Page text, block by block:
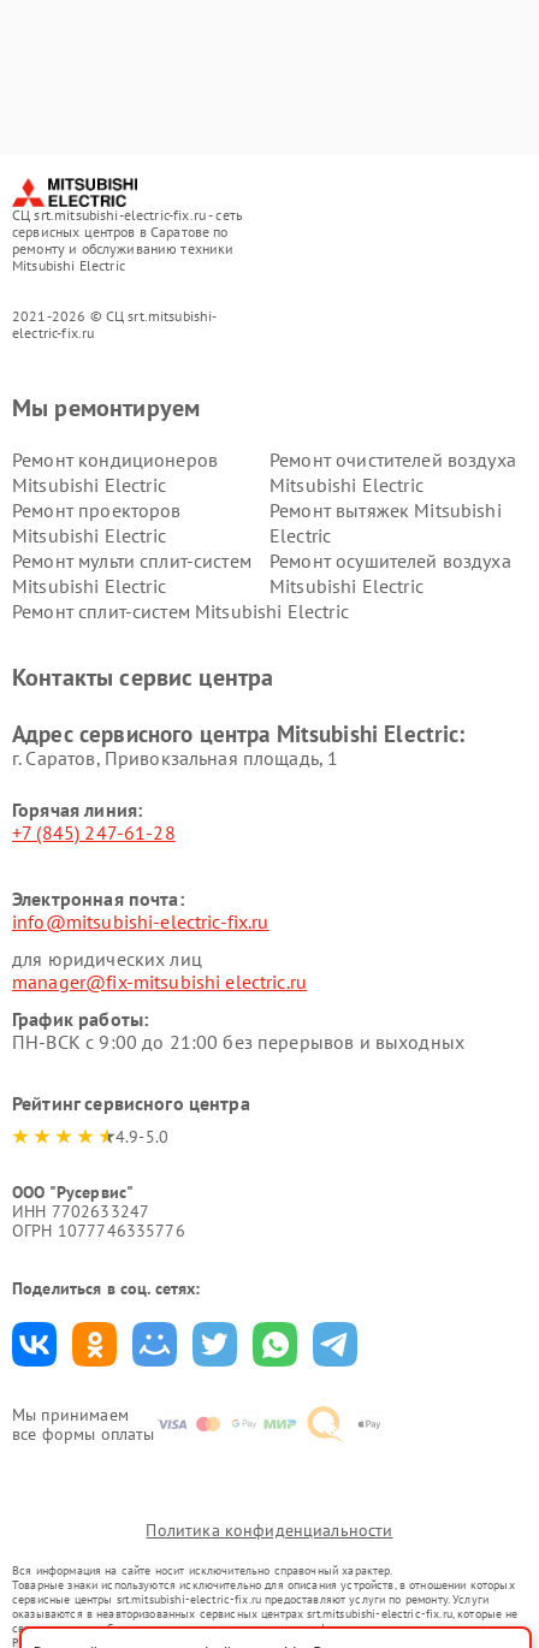
СЦ srt.mitsubishi-electric-fix.ru - сеть
сервисных центров в Саратове по
ремонту и обслуживанию техники
Mitsubishi Electric
2021-2026 © СЦ srt.mitsubishi-
electric-fix.ru
Мы принимаем
все формы оплаты
Мы ремонтируем
Ремонт кондиционеров
Mitsubishi Electric
Ремонт очистителей воздуха
Mitsubishi Electric
Ремонт проекторов
Mitsubishi Electric
Ремонт вытяжек Mitsubishi
Electric
Ремонт мульти сплит-систем
Mitsubishi Electric
Ремонт осушителей воздуха
Mitsubishi Electric
Ремонт сплит-систем Mitsubishi Electric
Контакты сервис центра
Адрес сервисного центра Mitsubishi Electric:
г. Саратов, Привокзальная площадь, 1
Горячая линия:
+7 (845) 247-61-28
Электронная почта:
info@mitsubishi-electric-fix.ru
для юридических лиц
manager@fix-mitsubishi electric.ru
График работы:
ПН-ВСК с 9:00 до 21:00 без перерывов и выходных
Рейтинг сервисного центра
4.9-5.0
ООО "Русервис"
ИНН 7702633247
ОГРН 1077746335776
Поделиться в соц. сетях:
Политика конфиденциальности
Вся информация на сайте носит исключительно справочный характер.
Товарные знаки используются исключительно для описания устройств, в отношении которых
сервисные центры srt.mitsubishi-electric-fix.ru предоставляют услуги по ремонту. Услуги
оказываются в неавторизованных сервисных центрах srt.mitsubishi-electric-fix.ru, которые не
связаны с правообладателями товарных знаков или их официальными представителями.
Ремонт осуществляется для устройств, уже введенных в гражданский оборот в соответствии